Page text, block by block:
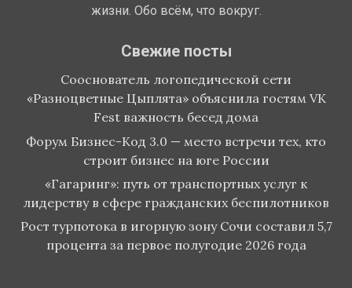
жизни. Обо всём, что вокруг.
Свежие посты
Сооснователь логопедической сети
«Разноцветные Цыплята» объяснила гостям VK
Fest важность бесед дома
Форум Бизнес-Код 3.0 — место встречи тех, кто
строит бизнес на юге России
«Гагаринг»: путь от транспортных услуг к
лидерству в сфере гражданских беспилотников
Рост турпотока в игорную зону Сочи составил 5,7
процента за первое полугодие 2026 года